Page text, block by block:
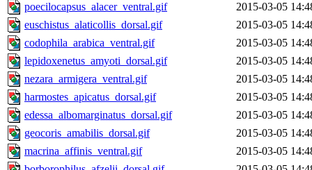
poecilocapsus_alacer_ventral.gif
2015-03-05
euschistus_alaticollis_dorsal.gif
2015-03-05
codophila_arabica_ventral.gif
2015-03-05
lepidoxenetus_amyoti_dorsal.gif
2015-03-05
nezara_armigera_ventral.gif
2015-03-05
harmostes_apicatus_dorsal.gif
2015-03-05
edessa_albomarginatus_dorsal.gif
2015-03-05
geocoris_amabilis_dorsal.gif
2015-03-05
macrina_affinis_ventral.gif
2015-03-05